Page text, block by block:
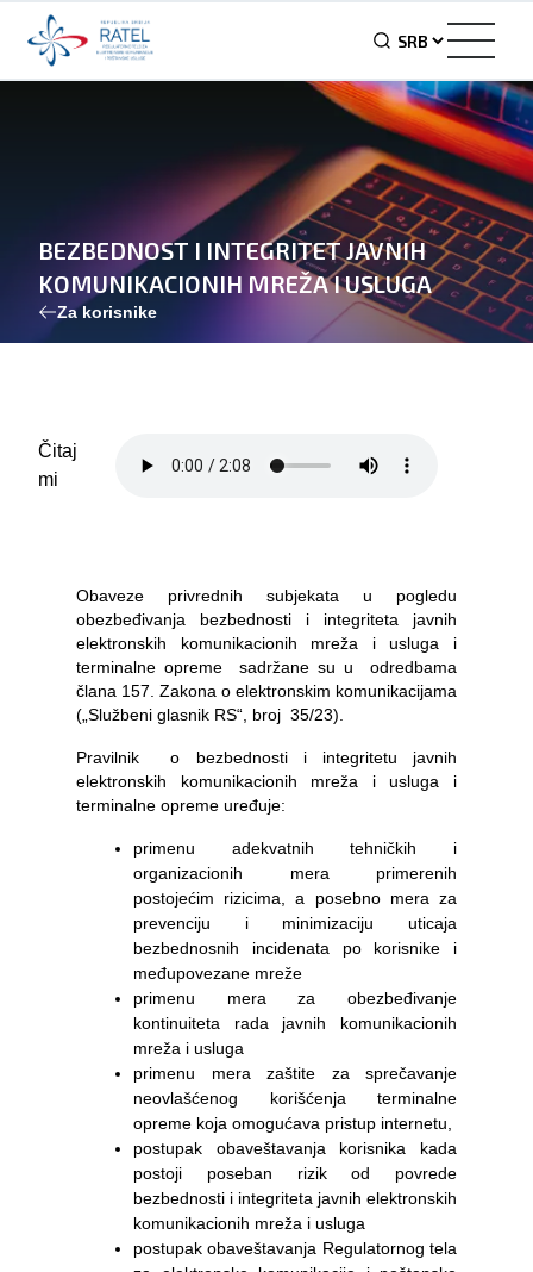
BEZBEDNOST I INTEGRITET JAVNIH
KOMUNIKACIONIH MREŽA I USLUGA
Za korisnike
Čitaj
mi
Obaveze privrednih subjekata u pogledu
obezbeđivanja bezbednosti i integriteta javnih
elektronskih komunikacionih mreža i usluga i
terminalne opreme sadržane su u odredbama
člana 157. Zakona o elektronskim komunikacijama
(„Službeni glasnik RS“, broj 35/23).
Pravilnik o bezbednosti i integritetu javnih
elektronskih komunikacionih mreža i usluga i
terminalne opreme uređuje:
primenu adekvatnih tehničkih i
organizacionih mera primerenih
postojećim rizicima, a posebno mera za
prevenciju i minimizaciju uticaja
bezbednosnih incidenata po korisnike i
međupovezane mreže
primenu mera za obezbeđivanje
kontinuiteta rada javnih komunikacionih
mreža i usluga
primenu mera zaštite za sprečavanje
neovlašćenog korišćenja terminalne
opreme koja omogućava pristup internetu,
postupak obaveštavanja korisnika kada
postoji poseban rizik od povrede
bezbednosti i integriteta javnih elektronskih
komunikacionih mreža i usluga
postupak obaveštavanja Regulatornog tela